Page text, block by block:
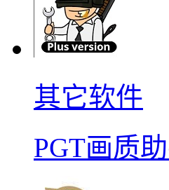
其它软件
PGT画质